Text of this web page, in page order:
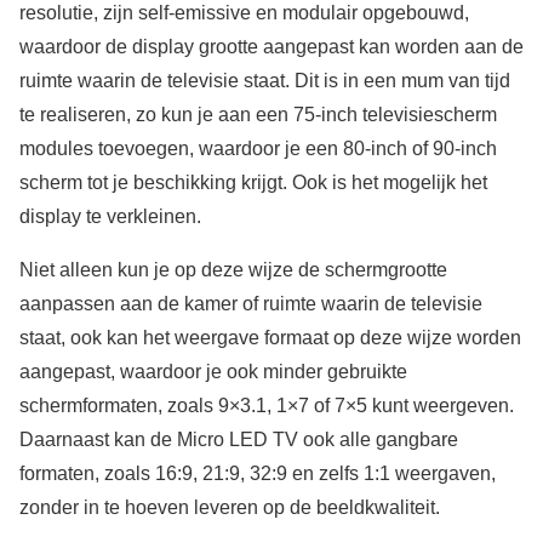
resolutie, zijn self-emissive en modulair opgebouwd,
waardoor de display grootte aangepast kan worden aan de
ruimte waarin de televisie staat. Dit is in een mum van tijd
te realiseren, zo kun je aan een 75-inch televisiescherm
modules toevoegen, waardoor je een 80-inch of 90-inch
scherm tot je beschikking krijgt. Ook is het mogelijk het
display te verkleinen.
Niet alleen kun je op deze wijze de schermgrootte
aanpassen aan de kamer of ruimte waarin de televisie
staat, ook kan het weergave formaat op deze wijze worden
aangepast, waardoor je ook minder gebruikte
schermformaten, zoals 9×3.1, 1×7 of 7×5 kunt weergeven.
Daarnaast kan de Micro LED TV ook alle gangbare
formaten, zoals 16:9, 21:9, 32:9 en zelfs 1:1 weergaven,
zonder in te hoeven leveren op de beeldkwaliteit.